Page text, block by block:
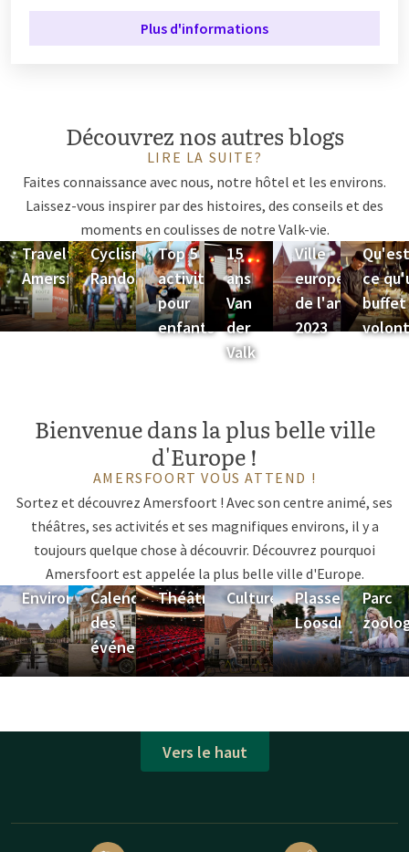
Plus d'informations
Découvrez nos autres blogs
LIRE LA SUITE?
Faites connaissance avec nous, notre hôtel et les environs.
Laissez-vous inspirer par des histoires, des conseils et des
moments en coulisses de notre Valk-vie.
Traveltok à
Amersfoort
Cyclisme &
Randonnée
Top 5
activités
pour
enfants
15
ans
Van
der
Valk
Ville
européenne
de l'année
2023
ce
buffet
Bienvenue dans la plus belle ville
d'Europe !
AMERSFOORT VOUS ATTEND !
Sortez et découvrez Amersfoort ! Avec son centre animé, ses
théâtres, ses activités et ses magnifiques environs, il y a
toujours quelque chose à découvrir. Découvrez pourquoi
Amersfoort est appelée la plus belle ville d'Europe.
Environnement
Calendrier
des
événements
Théâtre Culture
Plassen de
Loosdrecht
Parc
Vers le haut